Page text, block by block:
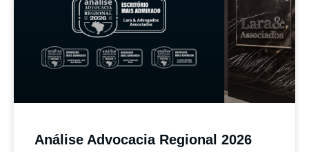
Análise Advocacia Regional 2026